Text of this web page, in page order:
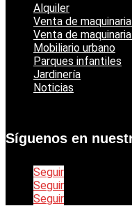
Alquiler
Venta de
Venta de
Mobiliario urbano
Parques infantiles
Jardinería
Noticias
Síguenos en
Seguir
Seguir
Seguir